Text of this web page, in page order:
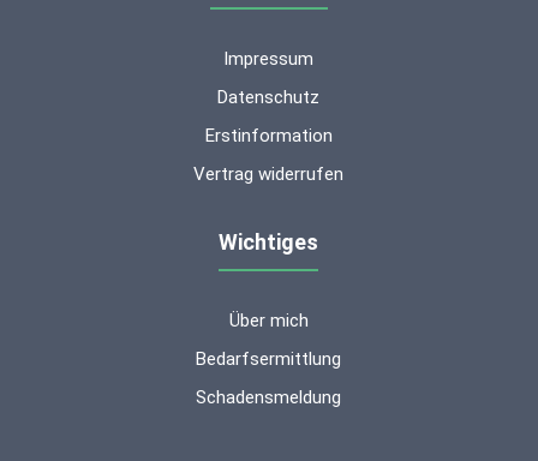
Impressum
Datenschutz
Erstinformation
Vertrag widerrufen
Wichtiges
Über mich
Bedarfsermittlung
Schadensmeldung
ms-finanzen GmbH
SEHR GUT